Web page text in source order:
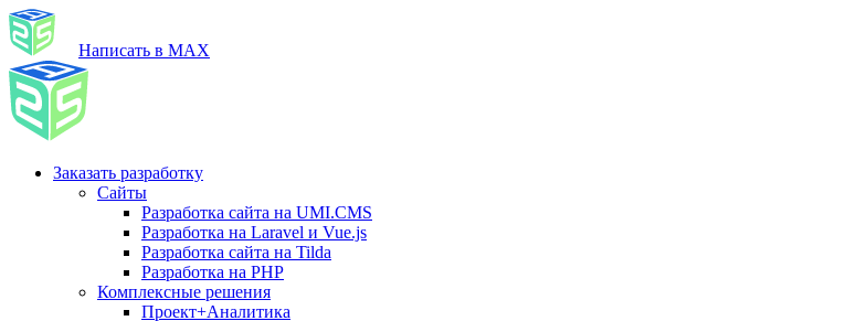
Написать в MAX
Заказать разработку
Сайты
Разработка сайта на UMI.CMS
Разработка на Laravel и Vue.js
Разработка сайта на Tilda
Разработка на PHP
Комплексные решения
Проект+Аналитика